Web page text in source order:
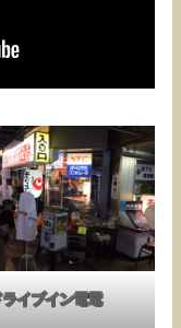
ライブイン電電